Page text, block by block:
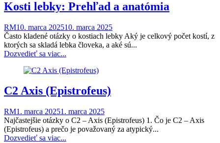
Kosti lebky: Prehľad a anatómia
RM10. marca 202510. marca 2025
Často kladené otázky o kostiach lebky Aký je celkový počet kostí, z
ktorých sa skladá lebka človeka, a aké sú...
Dozvedieť sa viac...
C2 Axis (Epistrofeus)
RM1. marca 20251. marca 2025
Najčastejšie otázky o C2 – Axis (Epistrofeus) 1. Čo je C2 – Axis
(Epistrofeus) a prečo je považovaný za atypický...
Dozvedieť sa viac...